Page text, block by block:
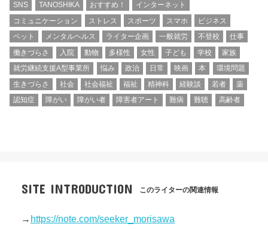
SNS TANOSHIKA おすすめ！
インターネット
コミュニケーション
ストレス スポーツ スマホ
ビジネス
ペット
メンタルヘルス ライター企画 一般就労 不登校
仕事
働きづらさ
入院 動物 多様性 女性 子ども 学校
家族
就労継続支援A型事業所
悩み 政治 日常 映画 本
環境問題
生きづらさ
社会 社会福祉 福祉 精神科 経験談 若者
薬
認知症
障がい 障がい者 障害者アート 難病 難聴 高齢者
SITE INTRODUCTION このライターの関連情報
→ https://note.com/seeker_morisawa